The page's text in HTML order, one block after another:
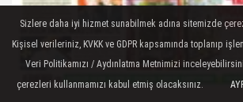
Sizlere daha iyi hizmet sunabilmek adına sitemizde
Kişisel verileriniz, KVKK ve GDPR kapsamında toplanıp
Veri Politikamızı / Aydınlatma Metnimizi
çerezleri kullanmamızı kabul etmiş olacaksınız.